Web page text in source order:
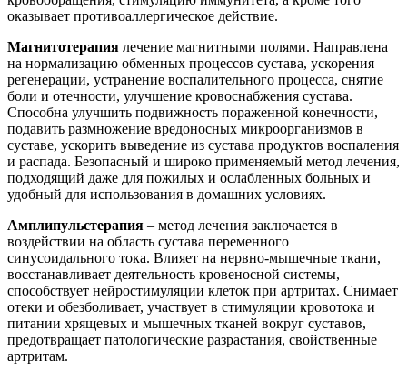
оказывает противоаллергическое действие.
Магнитотерапия лечение магнитными полями. Направлена
на нормализацию обменных процессов сустава, ускорения
регенерации, устранение воспалительного процесса, снятие
боли и отечности, улучшение кровоснабжения сустава.
Способна улучшить подвижность пораженной конечности,
подавить размножение вредоносных микроорганизмов в
суставе, ускорить выведение из сустава продуктов воспаления
и распада. Безопасный и широко применяемый метод лечения,
подходящий даже для пожилых и ослабленных больных и
удобный для использования в домашних условиях.
Амплипульстерапия – метод лечения заключается в
воздействии на область сустава переменного
синусоидального тока. Влияет на нервно-мышечные ткани,
восстанавливает деятельность кровеносной системы,
способствует нейростимуляции клеток при артритах. Снимает
отеки и обезболивает, участвует в стимуляции кровотока и
питании хрящевых и мышечных тканей вокруг суставов,
предотвращает патологические разрастания, свойственные
артритам.